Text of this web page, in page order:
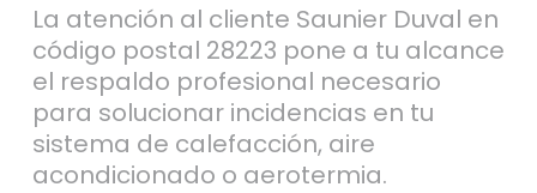
La atención al cliente Saunier Duval en
código postal 28223 pone a tu alcance
el respaldo profesional necesario
para solucionar incidencias en tu
sistema de calefacción, aire
acondicionado o aerotermia.